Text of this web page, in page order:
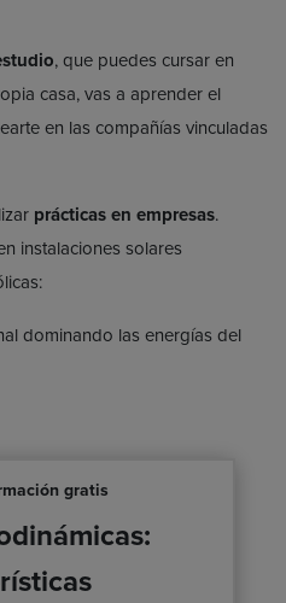
, que puedes cursar en
casa, vas a aprender el
en las compañías vinculadas
prácticas en empresas.
instalaciones solares
dominando las energías del
gratis